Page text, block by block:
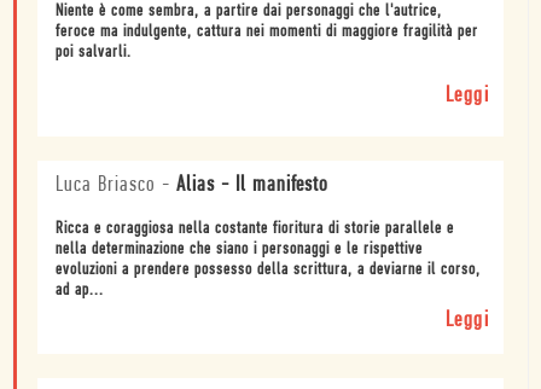
Niente è come sembra, a partire dai personaggi che l'autrice,
feroce ma indulgente, cattura nei momenti di maggiore fragilità per
poi salvarli.
Leggi
Luca Briasco - Alias - Il manifesto
Ricca e coraggiosa nella costante fioritura di storie parallele e
nella determinazione che siano i personaggi e le rispettive
evoluzioni a prendere possesso della scrittura, a deviarne il corso,
ad ap...
Leggi